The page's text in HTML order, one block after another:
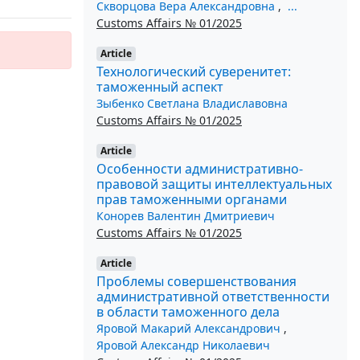
Скворцова Вера Александровна , ...
Customs Affairs № 01/2025
Article
Технологический суверенитет:
таможенный аспект
Зыбенко Светлана Владиславовна
Customs Affairs № 01/2025
Article
Особенности административно-
правовой защиты интеллектуальных
прав таможенными органами
Конорев Валентин Дмитриевич
Customs Affairs № 01/2025
Article
Проблемы совершенствования
административной ответственности
в области таможенного дела
Яровой Макарий Александрович ,
Яровой Александр Николаевич